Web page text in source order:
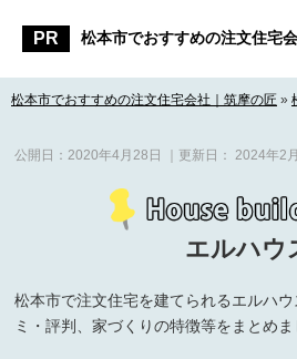
松本市でおすすめの注文住宅
松本市でおすすめの注文住宅会社｜筑摩の匠 »
公開日：2020年4月28日 ｜更新日：2024年2
エルハウ
松本市で注文住宅を建てられるエルハ
ミ・評判、家づくりの特徴等をまとめま